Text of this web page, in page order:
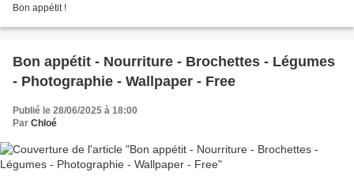
Bon appétit !
Bon appétit - Nourriture - Brochettes - Légumes
- Photographie - Wallpaper - Free
Publié le 28/06/2025 à 18:00
Par Chloé